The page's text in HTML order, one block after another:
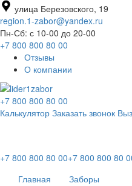
улица Березовского, 19
region.1-zabor@yandex.ru
Пн-Сб: с 10-00 до 20-00
+7 800 800 80 00
Отзывы
О компании
+7 800 800 80 00
Калькулятор Заказать звонок
+7 800 800 80 00
Главная
Заборы
+7 800 800 80